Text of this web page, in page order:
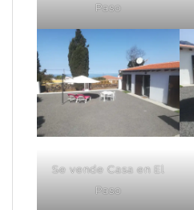
Paso
Se vende Casa en El
Paso